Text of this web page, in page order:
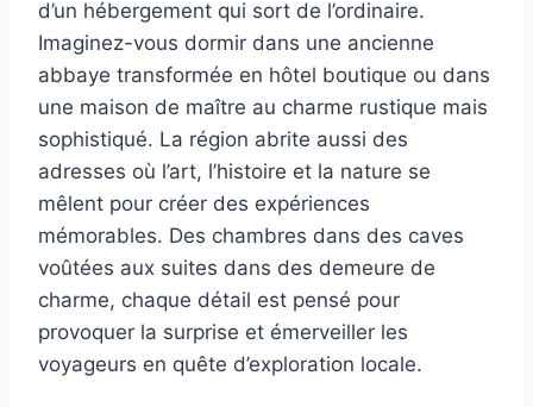
d’un hébergement qui sort de l’ordinaire.
Imaginez-vous dormir dans une ancienne
abbaye transformée en hôtel boutique ou dans
une maison de maître au charme rustique mais
sophistiqué. La région abrite aussi des
adresses où l’art, l’histoire et la nature se
mêlent pour créer des expériences
mémorables. Des chambres dans des caves
voûtées aux suites dans des demeure de
charme, chaque détail est pensé pour
provoquer la surprise et émerveiller les
voyageurs en quête d’exploration locale.